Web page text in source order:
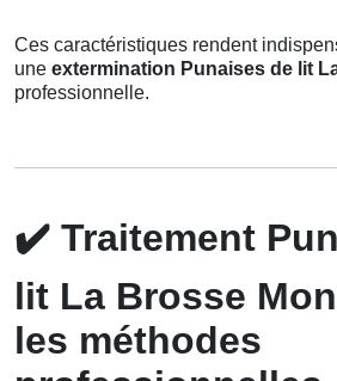
Ces caractéristiques rendent
une extermination Punaises de lit
professionnelle.
✔️ Traitement
lit La Brosse
les méthodes